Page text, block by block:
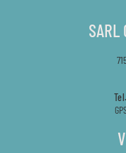
SARL
Tel.